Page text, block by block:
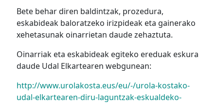
Bete behar diren baldintzak, prozedura,
eskabideak baloratzeko irizpideak eta gainerako
xehetasunak oinarrietan daude zehaztuta.
Oinarriak eta eskabideak egiteko ereduak eskura
daude Udal Elkartearen webgunean:
http://www.urolakosta.eus/eu/-/urola-kostako-
udal-elkartearen-diru-laguntzak-eskualdeko-